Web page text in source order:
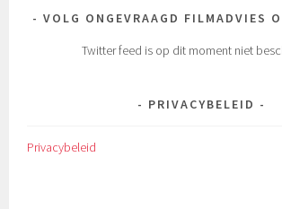
VOLG ONGEVRAAGD FILMADVIES
Twitter feed is op dit moment niet
PRIVACYBELEID
Privacybeleid